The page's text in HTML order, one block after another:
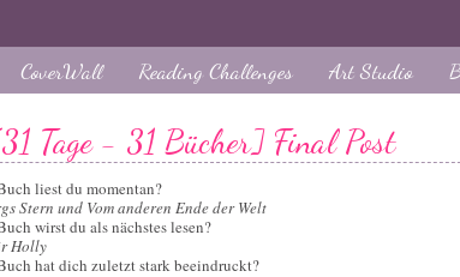
CoverWall Reading Challenges Art Studio
Tage - 31 Bücher] Final Post
liest du momentan?
Stern und Vom anderen Ende der Welt
wirst du als nächstes lesen?
Holly
hat dich zuletzt stark beeindruckt?